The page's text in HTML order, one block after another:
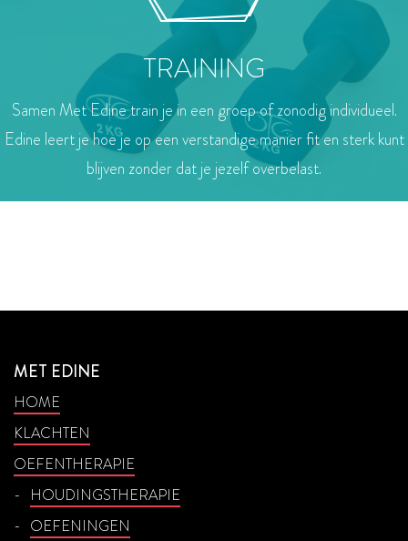
TRAINING
Samen Met Edine train je in een groep of zonodig individueel.
Edine leert je hoe je op een verstandige manier fit en sterk kunt
blijven zonder dat je jezelf overbelast.
MET EDINE
HOME
KLACHTEN
OEFENTHERAPIE
HOUDINGSTHERAPIE
OEFENINGEN